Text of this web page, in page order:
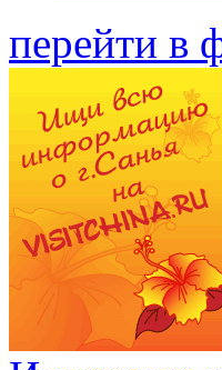
перейти в